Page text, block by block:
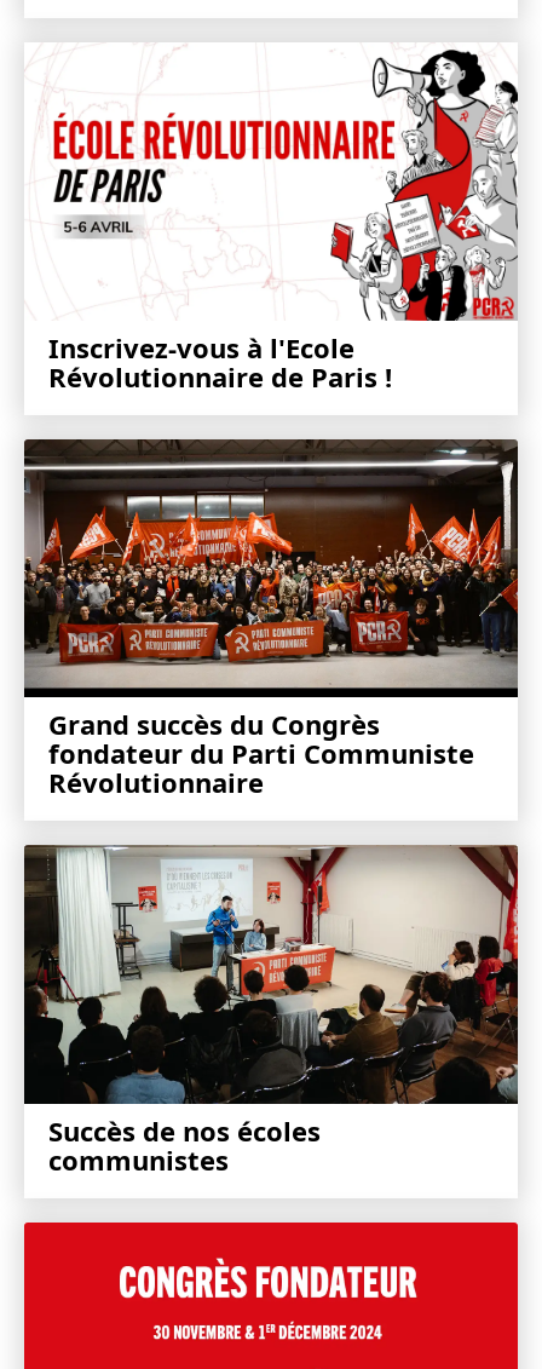
Inscrivez-vous à l'Ecole
Révolutionnaire de Paris !
Grand succès du Congrès
fondateur du Parti Communiste
Révolutionnaire
Succès de nos écoles
communistes